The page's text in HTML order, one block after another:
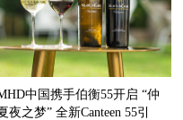
中国携手伯衡55开启 “仲
夜之梦” 全新Canteen 55引